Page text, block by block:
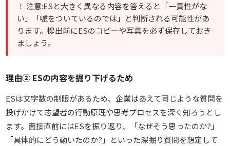
！ 注意:ESと大きく異なる内容を答えると「一貫性がな
い」「嘘をついているのでは」と判断される可能性があ
ります。提出前にESのコピーや写真を必ず保存しておき
ましょう。
理由② ESの内容を掘り下げるため
ESは文字数の制限があるため、企業はあえて同じような質問を
投げかけて志望者の行動原理や思考プロセスを深く知ろうとし
ます。面接直前にはESを振り返り、
「なぜそう思ったのか?」
「具体的にどう動いたのか?」といった深掘り質問を想定して